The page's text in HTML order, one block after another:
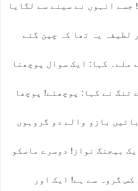
جسے انہوں نے سینے سے لگایا
لطیفہ یہ تھا کہ چین گئے
ملے۔ کہا: ایک سوال پوچھنا
تنگ نے کہا: پوچھئے! پوچھا
بازو والے دو گروہوں
بیجنگ نواز! دوسرے ماسکو
گروہ سے ہے! ایک اور